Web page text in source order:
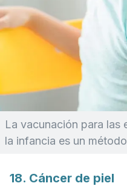
La vacunación para las
la infancia es un
18. Cáncer de piel